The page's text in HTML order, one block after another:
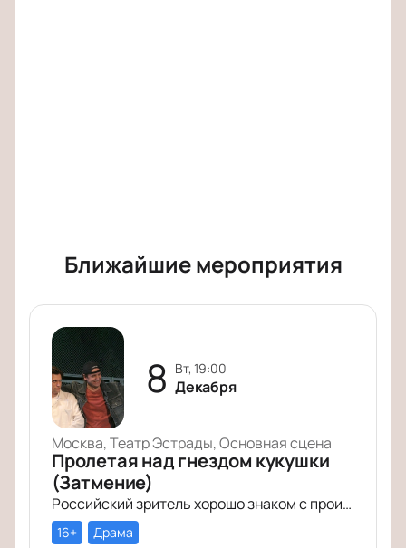
состава.
Сергей Сотников.
Актёрский состав:Антон Васильев, Марина
Александрова.
Ближайшие мероприятия
8 вт, 19:00
Декабря
Москва, Театр Эстрады, Основная сцена
Пролетая над гнездом кукушки
(Затмение)
Российский зритель хорошо знаком с произведением Кена Кизи «Пролетая над гнездом кукушки». История поменяла название (теперь оно звучит совсем кратко – «Затмение»), но сюжет по-прежнему будоражит умы зрителей.
16+ Драма